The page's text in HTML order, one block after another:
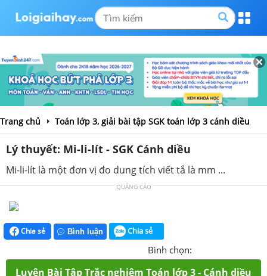
Trang chủ Toán lớp 3, giải bài tập SGK toán lớp 3 cánh diều
Lý thuyết: Mi-li-lít - SGK Cánh diều
Mi-li-lít là một đơn vị đo dung tích viết tắ là mm ...
QUẢNG CÁO
Chia sẻ Bình luận Chia sẻ
Bình chọn:
Luyện Bài Tập Trắc nghiệm Toán lớp 3 - Cánh diều